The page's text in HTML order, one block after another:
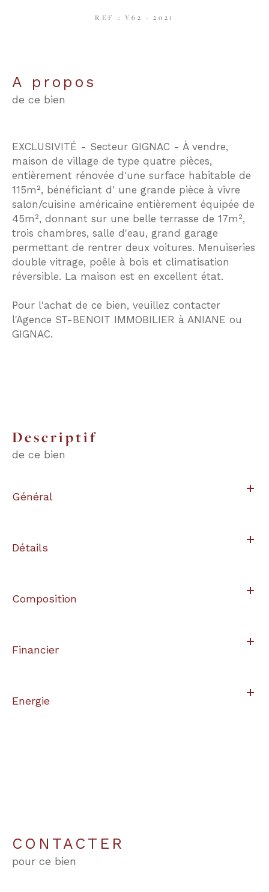
REF : V62 - 2021
a propos
de ce bien
EXCLUSIVITÉ - Secteur GIGNAC - À vendre,
maison de village de type quatre pièces,
entièrement rénovée d'une surface habitable de
115m², bénéficiant d' une grande pièce à vivre
salon/cuisine américaine entièrement équipée de
45m², donnant sur une belle terrasse de 17m²,
trois chambres, salle d'eau, grand garage
permettant de rentrer deux voitures. Menuiseries
double vitrage, poêle à bois et climatisation
réversible. La maison est en excellent état.
Pour l'achat de ce bien, veuillez contacter
l'Agence ST-BENOIT IMMOBILIER à ANIANE ou
GIGNAC.
descriptif
de ce bien
Général
Détails
Composition
Financier
Energie
CONTACTER
pour ce bien